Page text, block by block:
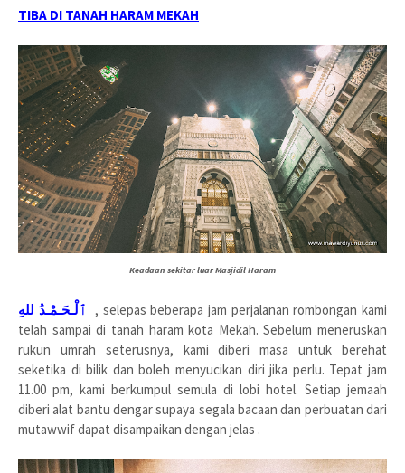
TIBA DI TANAH HARAM MEKAH
Keadaan sekitar luar Masjidil Haram
, selepas beberapa jam perjalanan rombongan kami
telah sampai di tanah haram kota Mekah. Sebelum meneruskan
rukun umrah seterusnya, kami diberi masa untuk berehat
seketika di bilik dan boleh menyucikan diri jika perlu. Tepat jam
11.00 pm, kami berkumpul semula di lobi hotel. Setiap jemaah
diberi alat bantu dengar supaya segala bacaan dan perbuatan dari
mutawwif dapat disampaikan dengan jelas .